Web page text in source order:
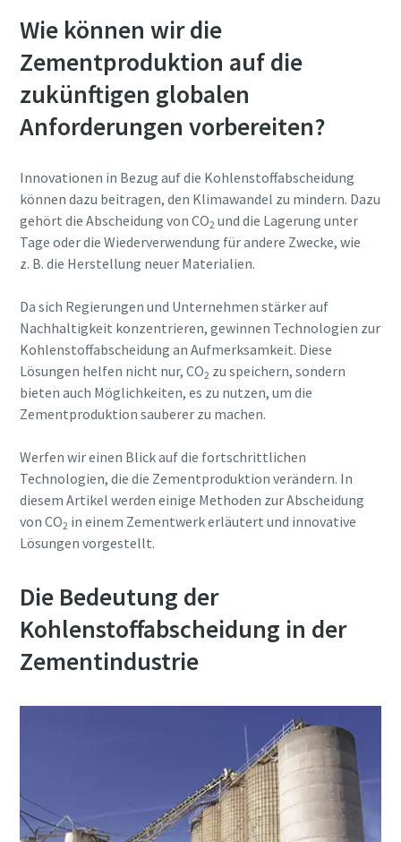
10 Schritte hin zu einer umweltfreundlichen
und effizienteren Produktion
CO2-Reduzierung für eine umweltfreundliche Produktion
– alles, was Sie wissen müssen
Erfahren Sie mehr
Wie können wir die
Zementproduktion auf die
zukünftigen globalen
Anforderungen vorbereiten?
Innovationen in Bezug auf die Kohlenstoffabscheidung
können dazu beitragen, den Klimawandel zu mindern. Dazu
gehört die Abscheidung von CO2 und die Lagerung unter
Tage oder die Wiederverwendung für andere Zwecke, wie
z. B. die Herstellung neuer Materialien.
Da sich Regierungen und Unternehmen stärker auf
Nachhaltigkeit konzentrieren, gewinnen Technologien zur
Kohlenstoffabscheidung an Aufmerksamkeit. Diese
Lösungen helfen nicht nur, CO2 zu speichern, sondern
bieten auch Möglichkeiten, es zu nutzen, um die
Zementproduktion sauberer zu machen.
Werfen wir einen Blick auf die fortschrittlichen
Technologien, die die Zementproduktion verändern. In
diesem Artikel werden einige Methoden zur Abscheidung
von CO2 in einem Zementwerk erläutert und innovative
Lösungen vorgestellt.
Die Bedeutung der
Kohlenstoffabscheidung in der
Zementindustrie